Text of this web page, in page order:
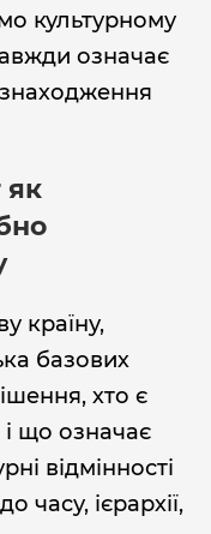
культурному
означає
як
країну,
базових
хто є
що означає
відмінності
часу, ієрархії,